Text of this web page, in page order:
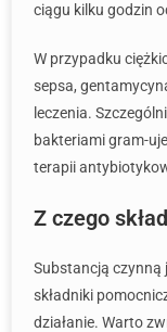
ciągu kilku godzin
W przypadku
sepsa,
leczenia.
bakteriami gram-
terapii
Z czego
Substancją czynną
składniki
działanie. Warto